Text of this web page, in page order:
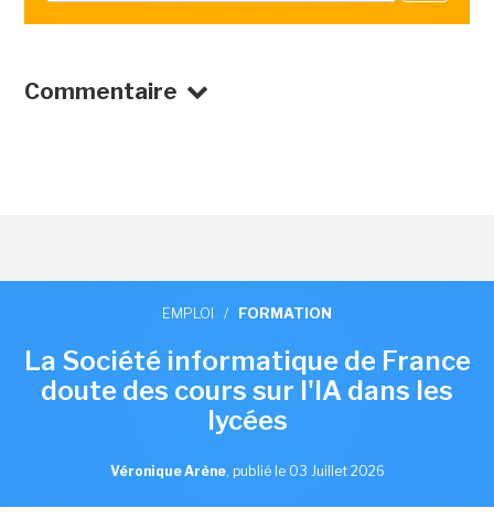
Commentaire
EMPLOI / FORMATION
La Société informatique de France
doute des cours sur l'IA dans les
lycées
Véronique Arène, publié le 03 Juillet 2026